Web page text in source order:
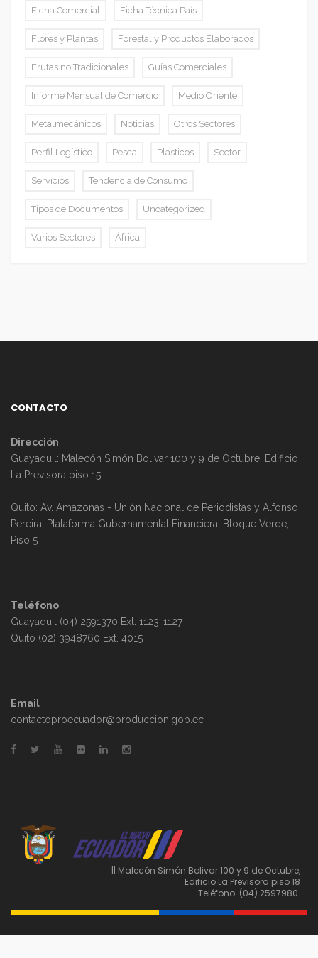
Ficha Comercial Ficha Técnica País
Flores y Plantas Forestal y Productos Elaborados
Frutas no Tradicionales Guías Comerciales
Informe Mensual de Comercio Medio Oriente
Metalmecánicos Noticias Otros Sectores
Perfil Logístico Pesca Plasticos Sector
Servicios Tendencia de Consumo
Tipos de Documentos Uncategorized
Varios Sectores África
CONTACTO
Dirección
Guayaquil: Malecón Simón Bolivar 100 y 9 de Octubre, Edificio
La Previsora piso 15
Quito: Av. Amazonas - Unión Nacional de Periodistas y Alfonso
Pereira, Plataforma Gubernamental Financiera, Bloque Verde,
Piso 5
Teléfono
Guayaquil (04) 2591370 Ext. 1123-1127
Quito (02) 3948760 Ext. 4015
Email
contactoproecuador@produccion.gob.ec
|| Malecón Simón Bolivar 100 y 9 de Octubre,
Edificio La Previsora piso 18
Teléfono: (04) 2597980.